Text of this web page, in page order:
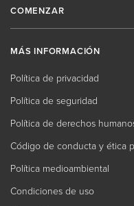
COMENZAR
MÁS INFORMACIÓN
Política de privacidad
Política de seguridad
Política de derechos
Código de conducta y ética
Política medioambiental
Condiciones de uso